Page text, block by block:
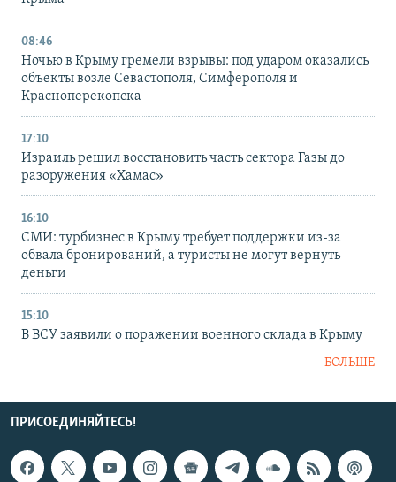
08:46
Ночью в Крыму гремели взрывы: под ударом оказались
объекты возле Севастополя, Симферополя и
Красноперекопска
17:10
Израиль решил восстановить часть сектора Газы до
разоружения «Хамас»
16:10
СМИ: турбизнес в Крыму требует поддержки из-за
обвала бронирований, а туристы не могут вернуть
деньги
15:10
В ВСУ заявили о поражении военного склада в Крыму
БОЛЬШЕ
ПРИСОЕДИНЯЙТЕСЬ!